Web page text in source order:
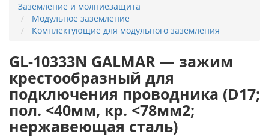
Заземление и молниезащита
Модульное заземление
Комплектующие для модульного заземления
GL-10333N GALMAR — зажим
крестообразный для
подключения проводника (D17;
пол. <40мм, кр. <78мм2;
нержавеющая сталь)